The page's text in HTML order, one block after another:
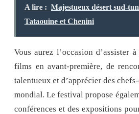
A lire : Majestueux désert sud-
Tataouine et Chenini
Vous aurez l’occasion d’assister
films en avant-première, de
talentueux et d’apprécier des
mondial. Le festival propose
conférences et des expositions